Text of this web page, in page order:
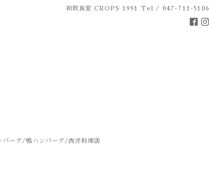
和欧食堂 CROPS 1991 Tel / 047-711-5106
ーグ/鴨ハンバーグ/西洋料理店